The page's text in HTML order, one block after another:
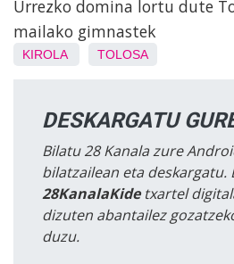
Urrezko domina lortu dute
mailako gimnastek
KIROLA TOLOSA
DESKARGATU
Bilatu 28 Kanala zure
bilatzailean eta deskargatu.
28KanalaKidetxartel
dizuten abantailez
duzu.